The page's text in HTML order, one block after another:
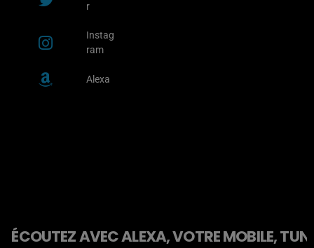
r
Instag
ram
Alexa
ÉCOUTEZ AVEC ALEXA, VOTRE MOBILE,